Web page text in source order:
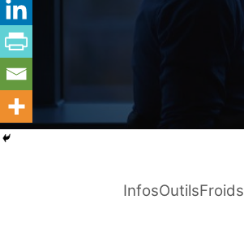
InfosOutilsFroids